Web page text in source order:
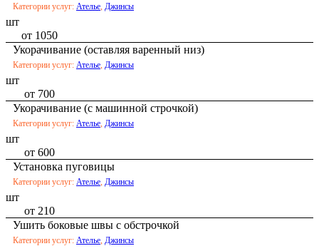
Категории услуг: Ателье, Джинсы
шт
от 1050
Укорачивание (оставляя варенный низ)
Категории услуг: Ателье, Джинсы
шт
от 700
Укорачивание (с машинной строчкой)
Категории услуг: Ателье, Джинсы
шт
от 600
Установка пуговицы
Категории услуг: Ателье, Джинсы
шт
от 210
Ушить боковые швы с обстрочкой
Категории услуг: Ателье, Джинсы